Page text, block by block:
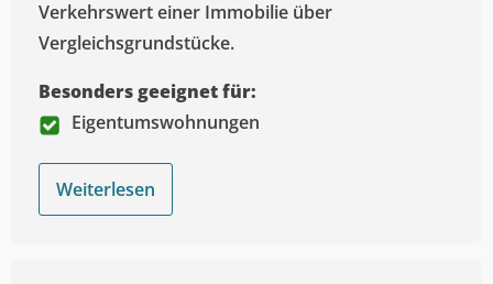
Verkehrswert einer Immobilie über
Vergleichsgrundstücke.
Besonders geeignet für:
Eigentumswohnungen
Weiterlesen